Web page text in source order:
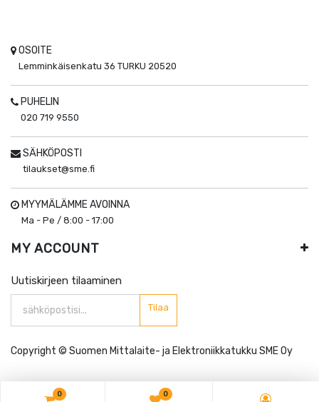
0 0
0 0
OSOITE
Lemminkäisenkatu 36 TURKU 20520
PUHELIN
020 719 9550
SÄHKÖPOSTI
tilaukset@sme.fi
MYYMÄLÄMME AVOINNA
Ma - Pe / 8:00 - 17:00
MY ACCOUNT
Uutiskirjeen tilaaminen
Tilaa
Copyright © Suomen Mittalaite- ja Elektroniikkatukku SME Oy